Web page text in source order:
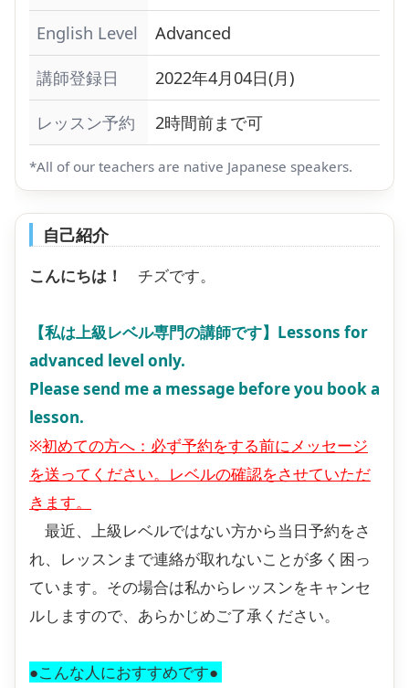
English Level
Advanced
講師登録日
2022年4月04日(月)
レッスン予約
2時間前まで可
*All of our teachers are native Japanese speakers.
自己紹介
こんにちは！ チズです。
【私は上級レベル専門の講師です】Lessons for
advanced level only.
Please send me a message before you book a
lesson.
※初めての方へ：必ず予約をする前にメッセージ
を送ってください。レベルの確認をさせていただ
きます。
最近、上級レベルではない方から当日予約をさ
れ、レッスンまで連絡が取れないことが多く困っ
ています。その場合は私からレッスンをキャンセ
ルしますので、あらかじめご了承ください。
●こんな人におすすめです●